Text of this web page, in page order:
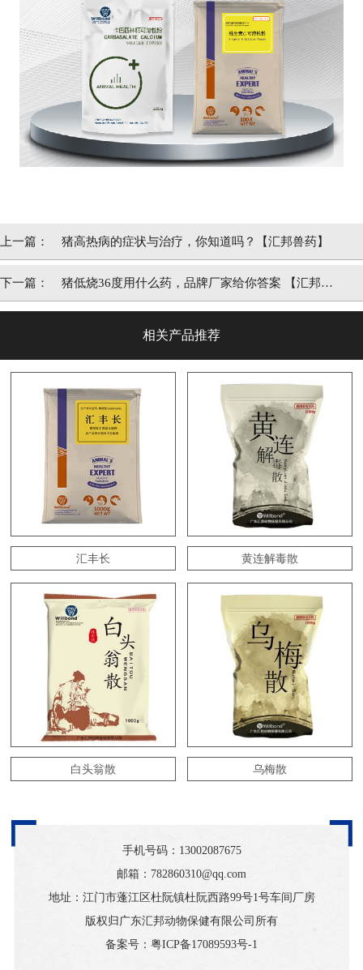
上一篇： 猪高热病的症状与治疗，你知道吗？【汇邦兽药】
下一篇： 猪低烧36度用什么药，品牌厂家给你答案 【汇邦兽
相关产品推荐
汇丰长 黄连解毒散
白头翁散 乌梅散
手机号码： 13002087675
邮箱：782860310@qq.com
地址：江门市蓬江区杜阮镇杜阮西路99号1号车间厂房
版权归广东汇邦动物保健有限公司所有
备案号： 粤ICP备17089593号-1